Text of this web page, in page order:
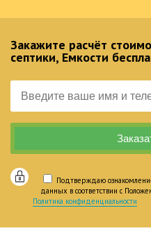
Закажите расчёт
септики, Емкости
Подтверждаю
данных в соответствии с
Политика конфиденциальности